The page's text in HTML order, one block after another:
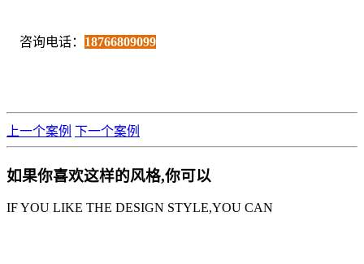
咨询电话： 18766809099
上一个案例 下一个案例
如果你喜欢这样的风格,你可以
IF YOU LIKE THE DESIGN STYLE,YOU CAN